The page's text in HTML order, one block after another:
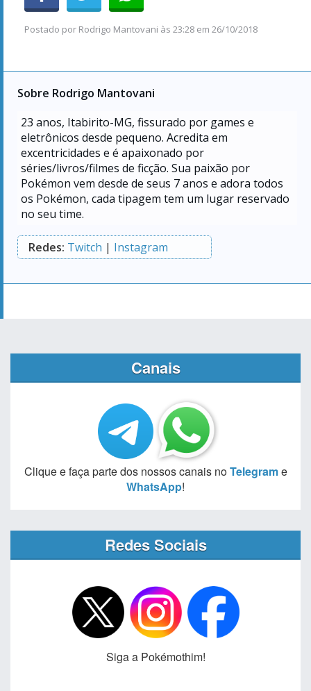
Postado por Rodrigo Mantovani às 23:28 em 26/10/2018
Sobre Rodrigo Mantovani
23 anos, Itabirito-MG, fissurado por games e
eletrônicos desde pequeno. Acredita em
excentricidades e é apaixonado por
séries/livros/filmes de ficção. Sua paixão por
Pokémon vem desde de seus 7 anos e adora todos
os Pokémon, cada tipagem tem um lugar reservado
no seu time.
Redes: Twitch | Instagram
Canais
Clique e faça parte dos nossos canais noTelegrame
WhatsApp!
Redes Sociais
Siga a Pokémothim!